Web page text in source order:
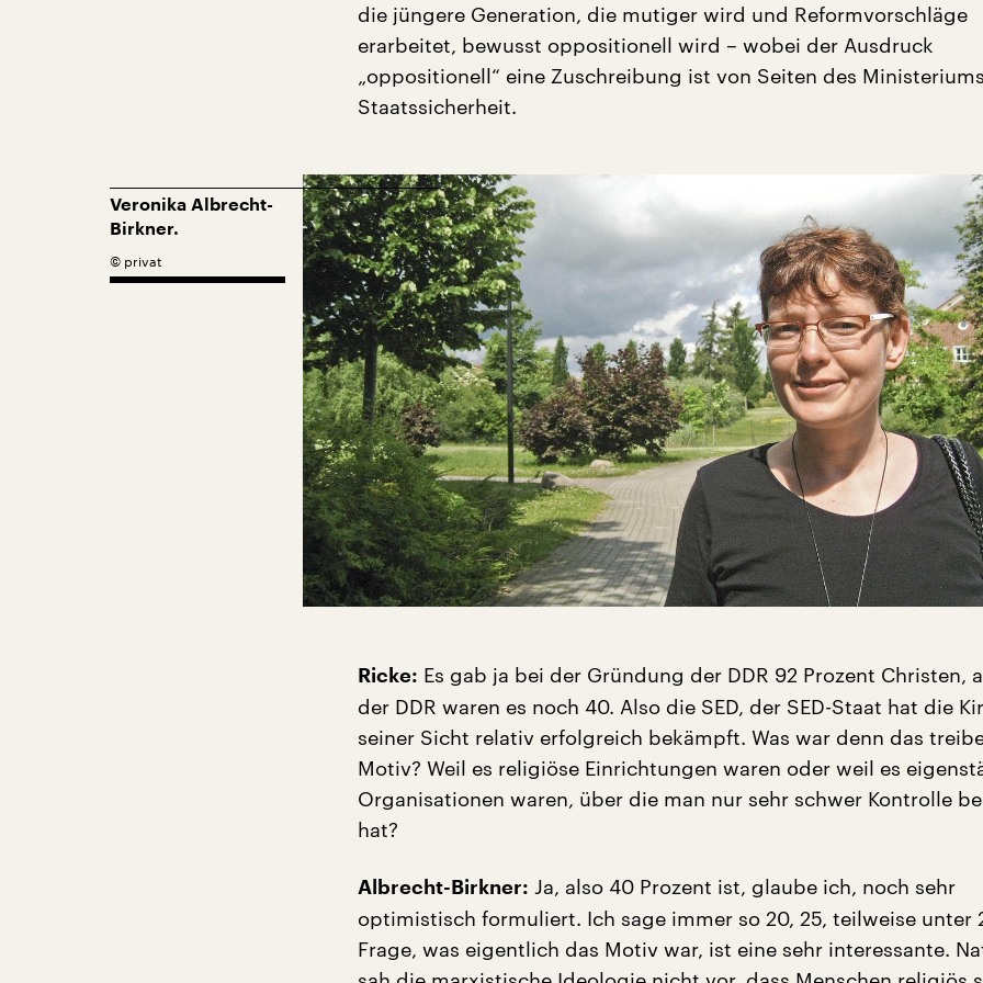
die jüngere Generation, die mutiger wird und Reformvorschläge
erarbeitet, bewusst oppositionell wird – wobei der Ausdruck
„oppositionell“ eine Zuschreibung ist von Seiten des
Staatssicherheit.
Veronika Albrecht-
Birkner.
© privat
Ricke: Es gab ja bei der Gründung der DDR 92 Prozent Christen,
der DDR waren es noch 40. Also die SED, der SED-Staat hat die
seiner Sicht relativ erfolgreich bekämpft. Was war denn das
Motiv? Weil es religiöse Einrichtungen waren oder weil es
Organisationen waren, über die man nur sehr schwer Kontrolle
hat?
Albrecht-Birkner: Ja, also 40 Prozent ist, glaube ich, noch sehr
optimistisch formuliert. Ich sage immer so 20, 25, teilweise unter
Frage, was eigentlich das Motiv war, ist eine sehr interessante.